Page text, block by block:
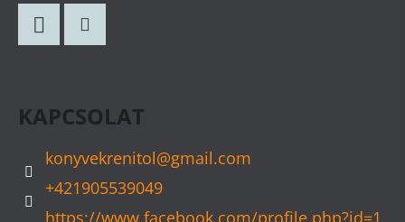
KAPCSOLAT
konyvekrenitol@gmail.com
+421905539049